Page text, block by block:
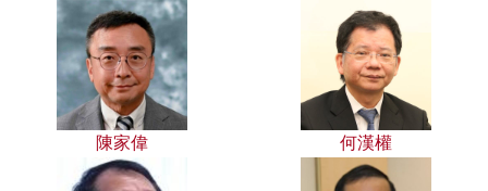
陳家偉 何漢權